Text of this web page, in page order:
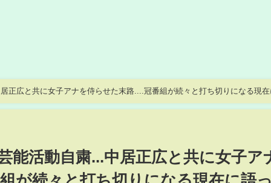
正広と共に女子アナを侍らせた末路....冠番組が続々と打ち切りになる現在
悲惨な現在に言葉を失う！
能活動自粛...中居正広と共に女子ア